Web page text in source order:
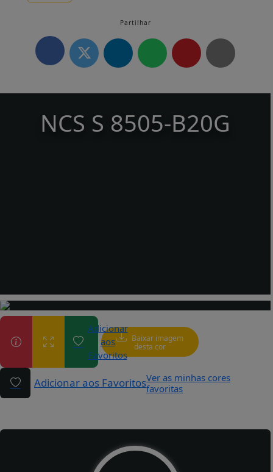
Partilhar
NCS S 8505-B20G
Adicionar
aos
Favoritos
Baixar imagem
desta cor
Adicionar aos FavoritosVer as minhas cores
favoritas